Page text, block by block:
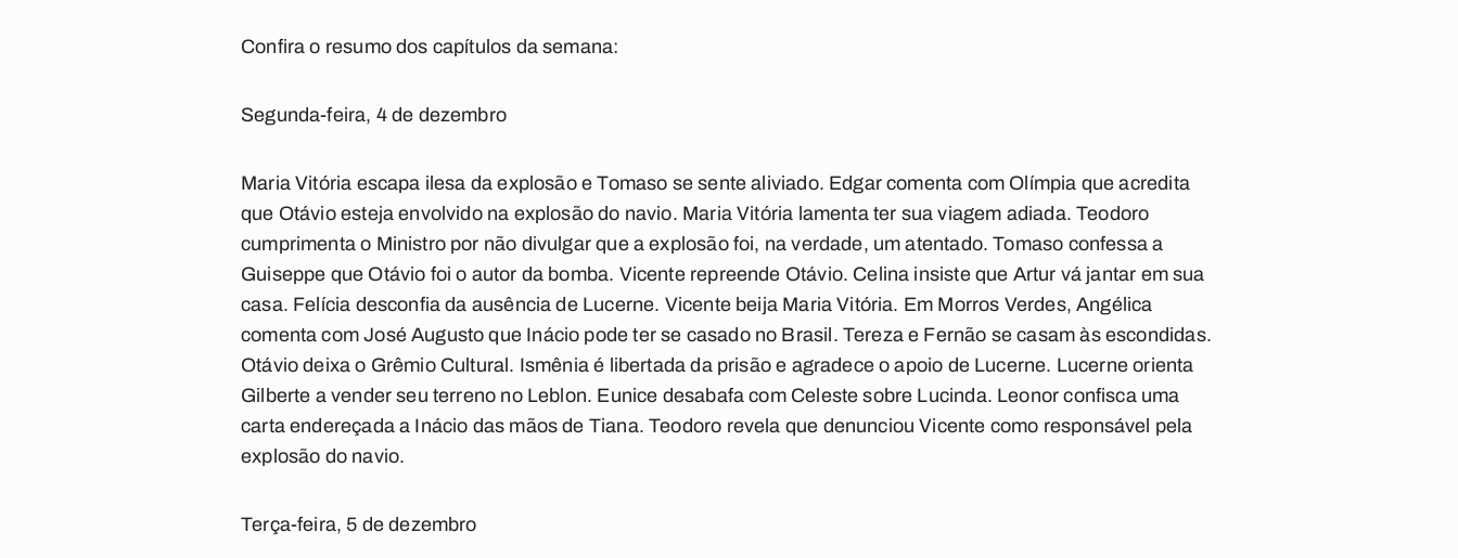
Confira o resumo dos capítulos da semana:
Segunda-feira, 4 de dezembro
Maria Vitória escapa ilesa da explosão e Tomaso se sente aliviado. Edgar comenta com Olímpia que acredita
que Otávio esteja envolvido na explosão do navio. Maria Vitória lamenta ter sua viagem adiada. Teodoro
cumprimenta o Ministro por não divulgar que a explosão foi, na verdade, um atentado. Tomaso confessa a
Guiseppe que Otávio foi o autor da bomba. Vicente repreende Otávio. Celina insiste que Artur vá jantar em sua
casa. Felícia desconfia da ausência de Lucerne. Vicente beija Maria Vitória. Em Morros Verdes, Angélica
comenta com José Augusto que Inácio pode ter se casado no Brasil. Tereza e Fernão se casam às escondidas.
Otávio deixa o Grêmio Cultural. Ismênia é libertada da prisão e agradece o apoio de Lucerne. Lucerne orienta
Gilberte a vender seu terreno no Leblon. Eunice desabafa com Celeste sobre Lucinda. Leonor confisca uma
carta endereçada a Inácio das mãos de Tiana. Teodoro revela que denunciou Vicente como responsável pela
explosão do navio.
Terça-feira, 5 de dezembro